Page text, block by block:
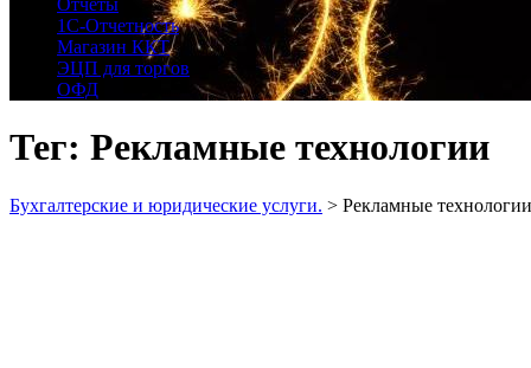
Отчеты
1С-Отчетность
Магазин ККТ
ЭЦП для торгов
ОФД
Тег: Рекламные технологии
Бухгалтерские и юридические услуги. > Рекламные технологии